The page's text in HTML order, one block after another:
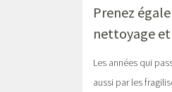
Prenez
nettoyage
Les années qui
aussi par les